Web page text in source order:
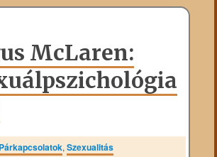
McLaren:
Párkapcsolatok,Szexualitás